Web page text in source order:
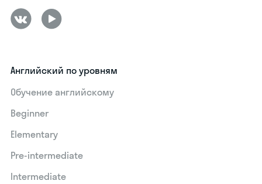
Английский по уровням
Обучение английскому
Beginner
Elementary
Pre-intermediate
Intermediate